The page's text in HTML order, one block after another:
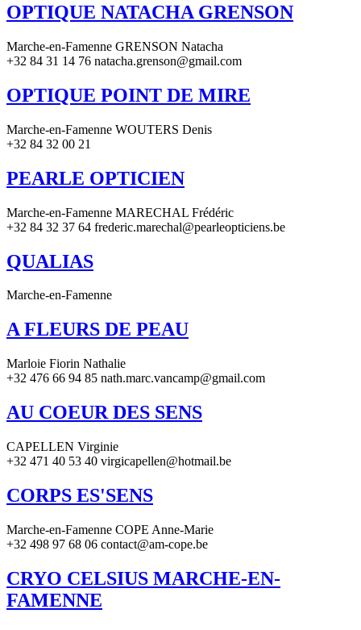
OPTIQUE NATACHA GRENSON
Marche-en-Famenne GRENSON Natacha
+32 84 31 14 76 natacha.grenson@gmail.com
OPTIQUE POINT DE MIRE
Marche-en-Famenne WOUTERS Denis
+32 84 32 00 21
PEARLE OPTICIEN
Marche-en-Famenne MARECHAL Frédéric
+32 84 32 37 64 frederic.marechal@pearleopticiens.be
QUALIAS
Marche-en-Famenne
A FLEURS DE PEAU
Marloie Fiorin Nathalie
+32 476 66 94 85 nath.marc.vancamp@gmail.com
AU COEUR DES SENS
CAPELLEN Virginie
+32 471 40 53 40 virgicapellen@hotmail.be
CORPS ES'SENS
Marche-en-Famenne COPE Anne-Marie
+32 498 97 68 06 contact@am-cope.be
CRYO CELSIUS MARCHE-EN-
FAMENNE